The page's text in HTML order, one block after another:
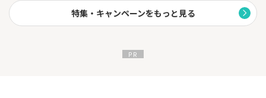
特集・キャンペーンをもっと見る